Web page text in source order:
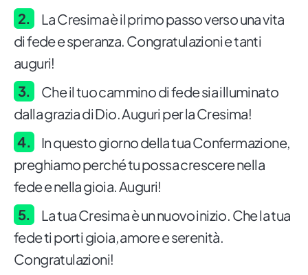
La Cresima è il primo passo verso una vita
di fede e speranza. Congratulazioni e tanti
auguri!
Che il tuo cammino di fede sia illuminato
dalla grazia di Dio. Auguri per la Cresima!
In questo giorno della tua Confermazione,
preghiamo perché tu possa crescere nella
fede e nella gioia. Auguri!
La tua Cresima è un nuovo inizio. Che la tua
fede ti porti gioia, amore e serenità.
Congratulazioni!